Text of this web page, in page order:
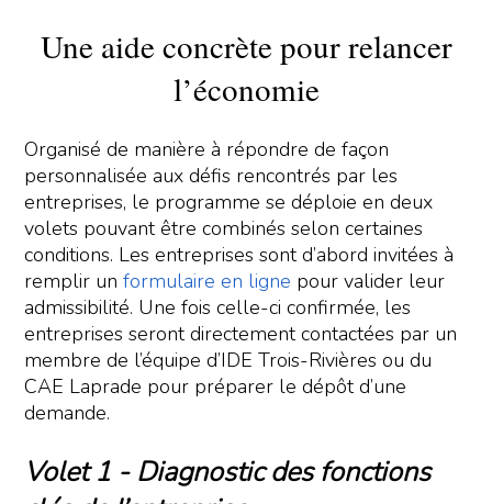
Une aide concrète pour relancer
l’économie
Organisé de manière à répondre de façon
personnalisée aux défis rencontrés par les
entreprises, le programme se déploie en deux
volets pouvant être combinés selon certaines
conditions. Les entreprises sont d’abord invitées à
remplir unformulaire en ligne pour valider leur
admissibilité. Une fois celle-ci confirmée, les
entreprises seront directement contactées par un
membre de l’équipe d’IDE Trois-Rivières ou du
CAE Laprade pour préparer le dépôt d’une
demande.
Volet 1 - Diagnostic des fonctions